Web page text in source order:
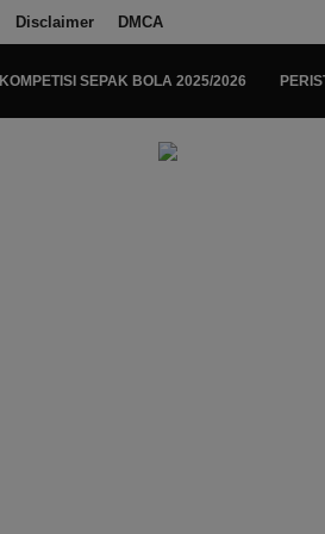
Disclaimer DMCA
KOMPETISI SEPAK BOLA 2025/2026